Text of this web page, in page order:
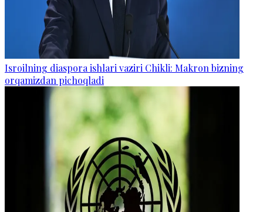
Isroilning diaspora ishlari vaziri Chikli: Makron bizning
orqamizdan pichoqladi